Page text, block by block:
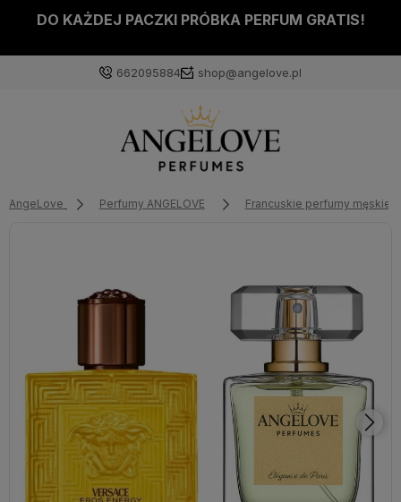
DO KAŻDEJ PACZKI PRÓBKA PERFUM GRATIS!
662095884 shop@angelove.pl
AngeLove Perfumy ANGELOVE Francuskie perfumy męskie